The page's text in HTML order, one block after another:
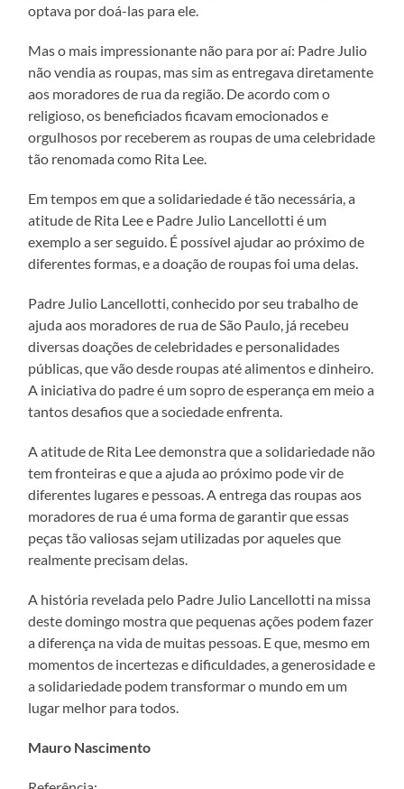
optava por doá-las para ele.
Mas o mais impressionante não para por aí: Padre Julio
não vendia as roupas, mas sim as entregava diretamente
aos moradores de rua da região. De acordo com o
religioso, os beneficiados ficavam emocionados e
orgulhosos por receberem as roupas de uma celebridade
tão renomada como Rita Lee.
Em tempos em que a solidariedade é tão necessária, a
atitude de Rita Lee e Padre Julio Lancellotti é um
exemplo a ser seguido. É possível ajudar ao próximo de
diferentes formas, e a doação de roupas foi uma delas.
Padre Julio Lancellotti, conhecido por seu trabalho de
ajuda aos moradores de rua de São Paulo, já recebeu
diversas doações de celebridades e personalidades
públicas, que vão desde roupas até alimentos e dinheiro.
A iniciativa do padre é um sopro de esperança em meio a
tantos desafios que a sociedade enfrenta.
A atitude de Rita Lee demonstra que a solidariedade não
tem fronteiras e que a ajuda ao próximo pode vir de
diferentes lugares e pessoas. A entrega das roupas aos
moradores de rua é uma forma de garantir que essas
peças tão valiosas sejam utilizadas por aqueles que
realmente precisam delas.
A história revelada pelo Padre Julio Lancellotti na missa
deste domingo mostra que pequenas ações podem fazer
a diferença na vida de muitas pessoas. E que, mesmo em
momentos de incertezas e dificuldades, a generosidade e
a solidariedade podem transformar o mundo em um
lugar melhor para todos.
Mauro Nascimento